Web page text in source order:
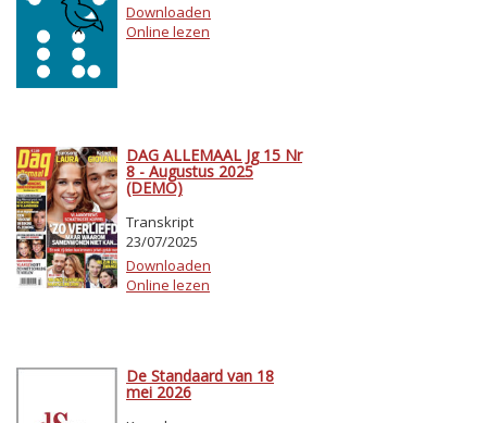
Downloaden
Online lezen
DAG ALLEMAAL Jg 15 Nr
8 - Augustus 2025
(DEMO)
Transkript
23/07/2025
Downloaden
Online lezen
De Standaard van 18
mei 2026